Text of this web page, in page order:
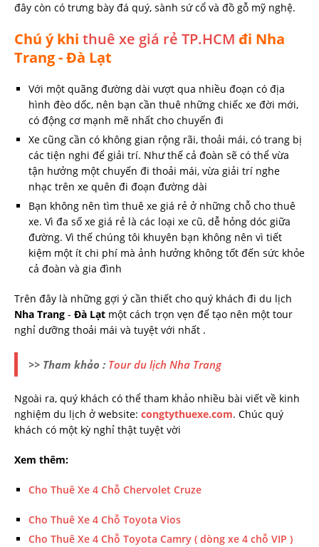
đây còn có trưng bày đá quý, sành sứ cổ và đồ gỗ mỹ nghệ.
Chú ý khi thuê xe giá rẻ TP.HCM đi Nha
Trang - Đà Lạt
Với một quãng đường dài vượt qua nhiều đoạn có địa
hình đèo dốc, nên bạn cần thuê những chiếc xe đời mới,
có động cơ mạnh mẽ nhất cho chuyến đi
Xe cũng cần có không gian rộng rãi, thoải mái, có trang bị
các tiện nghi để giải trí. Như thế cả đoàn sẽ có thể vừa
tận hưởng một chuyến đi thoải mái, vừa giải trí nghe
nhạc trên xe quên đi đoạn đường dài
Bạn không nên tìm thuê xe giá rẻ ở những chỗ cho thuê
xe. Vì đa số xe giá rẻ là các loại xe cũ, dễ hỏng dóc giữa
đường. Vì thế chúng tôi khuyên bạn không nên vì tiết
kiệm một ít chi phí mà ảnh hưởng không tốt đến sức khỏe
cả đoàn và gia đình
Trên đây là những gợi ý cần thiết cho quý khách đi du lịch
Nha Trang - Đà Lạt một cách trọn vẹn để tạo nên một tour
nghỉ dưỡng thoải mái và tuyệt với nhất .
>> Tham khảo : Tour du lịch Nha Trang
Ngoài ra, quý khách có thể tham khảo nhiều bài viết về kinh
nghiệm du lịch ở website: congtythuexe.com. Chúc quý
khách có một kỳ nghỉ thật tuyệt vời
Xem thêm:
Cho Thuê Xe 4 Chỗ Chervolet Cruze
Cho Thuê Xe 4 Chỗ Toyota Vios
Cho Thuê Xe 4 Chỗ Toyota Camry ( dòng xe 4 chỗ VIP )